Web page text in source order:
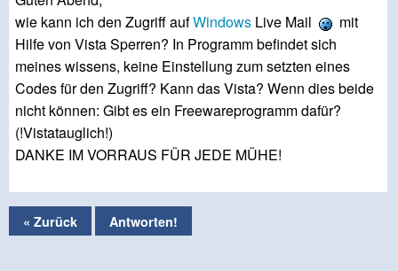
wie kann ich den Zugriff aufWindows Live Mail
mit
Hilfe von Vista Sperren? In Programm befindet sich
meines wissens, keine Einstellung zum setzten eines
Codes für den Zugriff? Kann das Vista? Wenn dies beide
nicht können: Gibt es ein Freewareprogramm dafür?
(!Vistatauglich!)
DANKE IM VORRAUS FÜR JEDE MÜHE!
« Zurück Antworten!